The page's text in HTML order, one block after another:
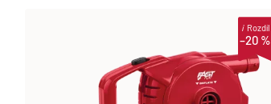
–20 %
iRozdíl